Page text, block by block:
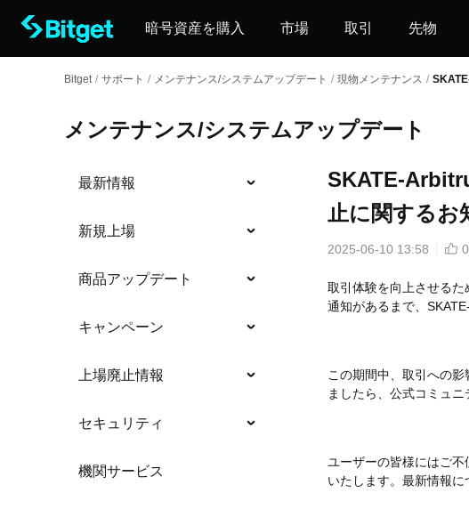
暗号資産を購入 市場 取引 先物
Bitget / サポート / メンテナンス/システムアップデート / 現物メンテナンス /
メンテナンス/システムアップデート
最新情報
新規上場
商品アップデート
キャンペーン
上場廃止情報
セキュリティ
機関サービス
SKATE-
止に関するお
2025-06-10 13:58 0
取引体験を向上させる
通知があるまで、
この期間中、取引への
ましたら、公式コミュニ
ユーザーの皆様にはご
いたします。最新情報に